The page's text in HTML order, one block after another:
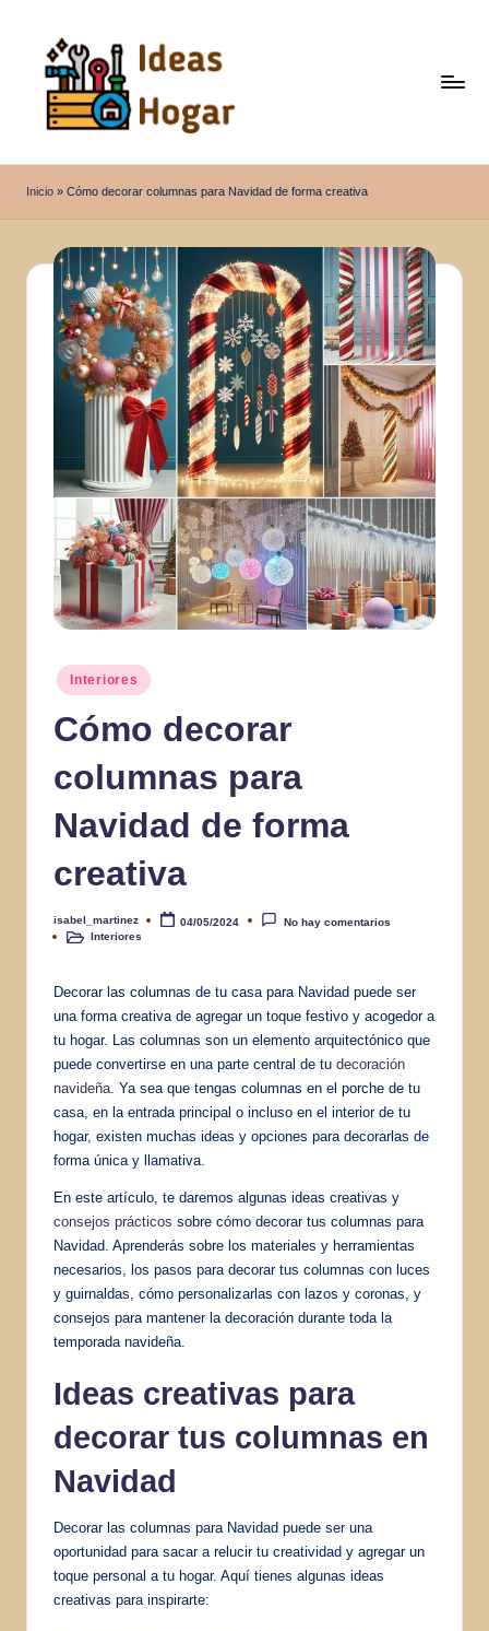
contenido
d
e
a
Inicio » Cómo decorar columnas para Navidad de forma creativa
Publicado
en
Interiores
Cómo decorar
columnas para
Navidad de forma
creativa
Publicado
por
isabel_martinez 04/05/2024
No hay comentarios
PublicadoInteriores
Decorar las columnas de tu casa para Navidad puede ser
una forma creativa de agregar un toque festivo y acogedor a
tu hogar. Las columnas son un elemento arquitectónico que
puede convertirse en una parte central de tu decoración
navideña . Ya sea que tengas columnas en el porche de tu
casa, en la entrada principal o incluso en el interior de tu
hogar, existen muchas ideas y opciones para decorarlas de
forma única y llamativa.
En este artículo, te daremos algunas ideas creativas y
consejos prácticos sobre cómo decorar tus columnas para
Navidad. Aprenderás sobre los materiales y herramientas
necesarios, los pasos para decorar tus columnas con luces
y guirnaldas, cómo personalizarlas con lazos y coronas, y
consejos para mantener la decoración durante toda la
temporada navideña.
Ideas creativas para
decorar tus columnas en
Navidad
Decorar las columnas para Navidad puede ser una
oportunidad para sacar a relucir tu creatividad y agregar un
toque personal a tu hogar. Aquí tienes algunas ideas
creativas para inspirarte: